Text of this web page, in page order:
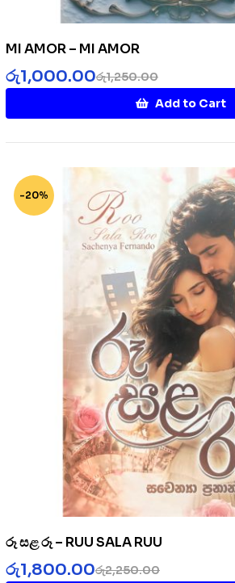
MI AMOR – MI AMOR
රු1,250.00
රු1,000.00
Add to Cart
-20%
රූ සළ රූ – RUU SALA RUU
රු2,250.00
රු1,800.00